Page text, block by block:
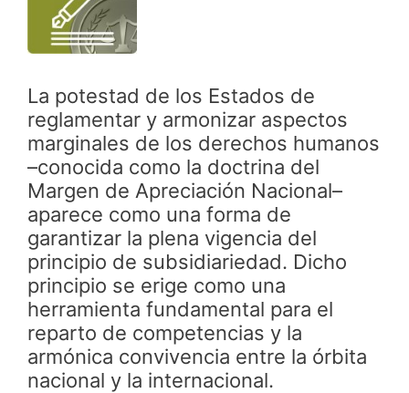
La potestad de los Estados de
reglamentar y armonizar aspectos
marginales de los derechos humanos
–conocida como la doctrina del
Margen de Apreciación Nacional–
aparece como una forma de
garantizar la plena vigencia del
principio de subsidiariedad. Dicho
principio se erige como una
herramienta fundamental para el
reparto de competencias y la
armónica convivencia entre la órbita
nacional y la internacional.